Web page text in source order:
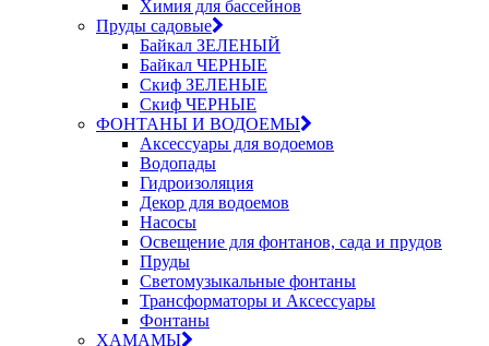
Химия для бассейнов
Пруды садовые
Байкал ЗЕЛЕНЫЙ
Байкал ЧЕРНЫЕ
Скиф ЗЕЛЕНЫЕ
Скиф ЧЕРНЫЕ
ФОНТАНЫ И ВОДОЕМЫ
Аксессуары для водоемов
Водопады
Гидроизоляция
Декор для водоемов
Насосы
Освещение для фонтанов, сада и прудов
Пруды
Светомузыкальные фонтаны
Трансформаторы и Аксессуары
Фонтаны
ХАМАМЫ